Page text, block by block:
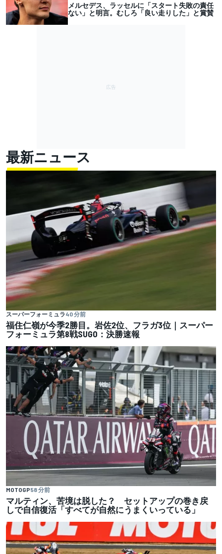
メルセデス、ラッセルに「スタート失敗の責任
ない」と明言。むしろ「良い走りした」と賞賛
最新ニュース
スーパーフォーミュラ40 分前
福住仁嶺が今季2勝目。岩佐2位、フラガ3位｜スーパー
フォーミュラ第8戦SUGO：決勝速報
MOTOGP58 分前
マルティン、苦境は脱した？ セットアップの巻き戻
しで自信復活「すべてが自然にうまくいっている」